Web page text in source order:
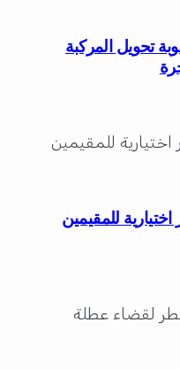
تحويل المركبة
للمقيمين